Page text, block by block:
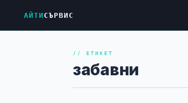
АЙТИСЪРВИС
// ЕТИКЕТ
забавни